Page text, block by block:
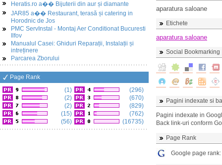
Heratis.ro a�� Bijuterii din aur și diamante
JAR85 a�� Restaurant, terasă și catering in
Horodnic de Jos
PMC ServInstal - Montaj Aer Conditionat Bucuresti
Ilfov
Manualul Casei: Ghiduri Reparații, Instalații și
intreținere
Parcarea Zborului
Page Rank
(1)
(2)
(2)
(15)
(56)
(296)
(670)
(829)
(762)
(16735)
aparatura saloane
Etichete
aparatura saloane
Social Bookmarking
Pagini indexate si
Pagini indexate in
Back link-uri conform
Page Rank
Google page rank: